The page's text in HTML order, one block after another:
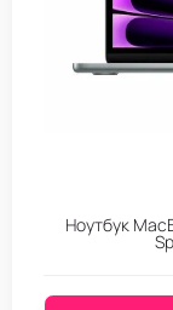
Ноутбук